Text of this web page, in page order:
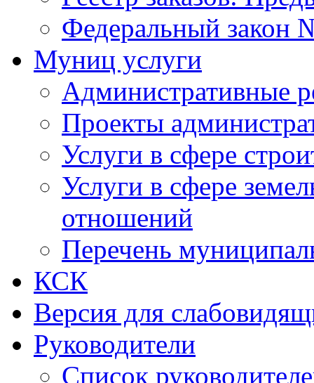
Федеральный закон
Муниц услуги
Административные
Проекты
Услуги в сфере
Услуги в сфере
отношений
Перечень
КСК
Версия для
Руководители
Список